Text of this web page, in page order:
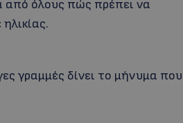
από όλους πώς πρέπει να
γραμμές δίνει το μήνυμα που